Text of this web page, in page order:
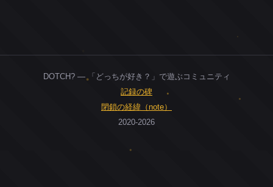
DOTCH? — 「どっちが好き？」で遊ぶコミュニティ
記録の碑
閉鎖の経緯（note）
2020-2026